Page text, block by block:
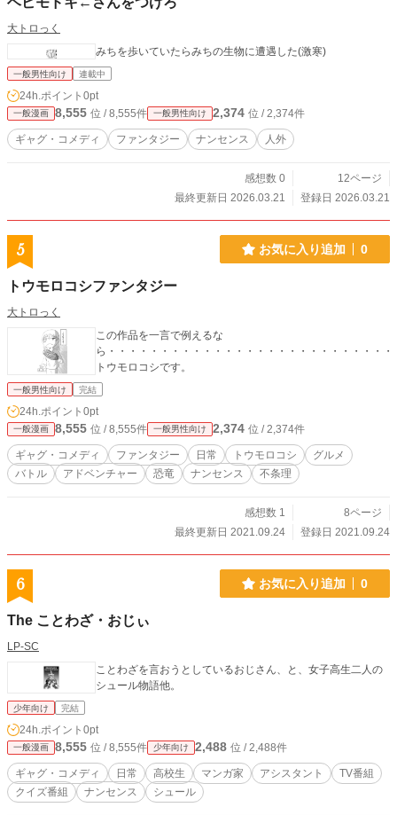
大トロっく
みちを歩いていたらみちの生物に遭遇した(激寒)
一般男性向け 連載中
24h.ポイント 0pt
一般漫画 8,555 位 / 8,555件 一般男性向け 2,374 位 / 2,374件
ギャグ・コメディ ファンタジー ナンセンス 人外
感想数 0
12ページ
最終更新日 2026.03.21
登録日 2026.03.21
5 お気に入り追加 0
トウモロコシファンタジー
大トロっく
この作品を一言で例えるな
ら・・・・・・・・・・・・・・・・・・・・・・・・・・
トウモロコシです。
一般男性向け 完結
24h.ポイント 0pt
一般漫画 8,555 位 / 8,555件 一般男性向け 2,374 位 / 2,374件
ギャグ・コメディ ファンタジー 日常 トウモロコシ
グルメ
バトル
アドベンチャー 恐竜 ナンセンス 不条理
感想数 1
8ページ
最終更新日 2021.09.24
登録日 2021.09.24
6 お気に入り追加 0
The ことわざ・おじぃ
LP-SC
ことわざを言おうとしているおじさん、と、女子高生二人の
シュール物語他。
少年向け 完結
24h.ポイント 0pt
一般漫画 8,555 位 / 8,555件 少年向け 2,488 位 / 2,488件
ギャグ・コメディ 日常 高校生 マンガ家 アシスタント
TV番組
クイズ番組
ナンセンス シュール